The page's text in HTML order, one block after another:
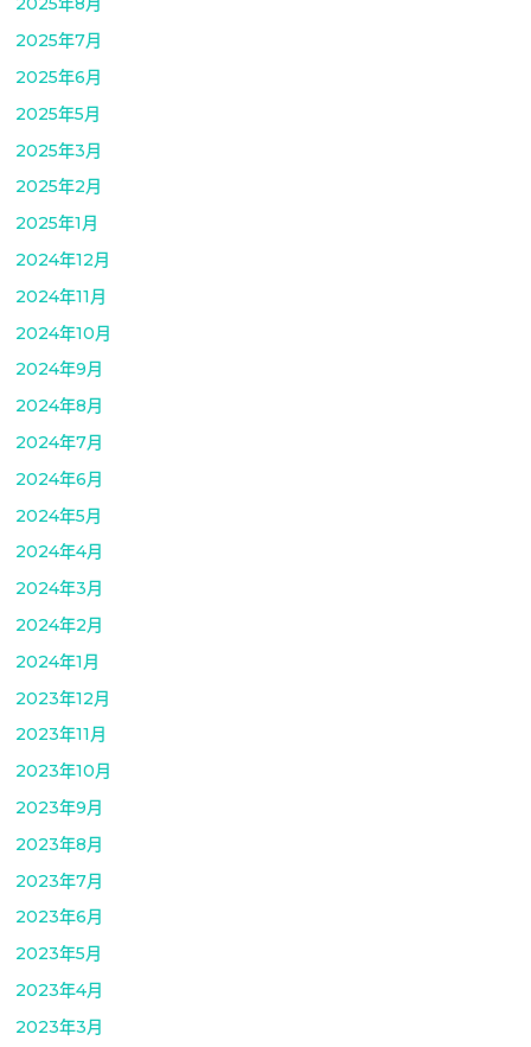
2025年7月
2025年6月
2025年5月
2025年3月
2025年2月
2025年1月
2024年12月
2024年11月
2024年10月
2024年9月
2024年8月
2024年7月
2024年6月
2024年5月
2024年4月
2024年3月
2024年2月
2024年1月
2023年12月
2023年11月
2023年10月
2023年9月
2023年8月
2023年7月
2023年6月
2023年5月
2023年4月
2023年3月